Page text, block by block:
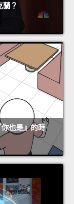
蘭？
也是』的時